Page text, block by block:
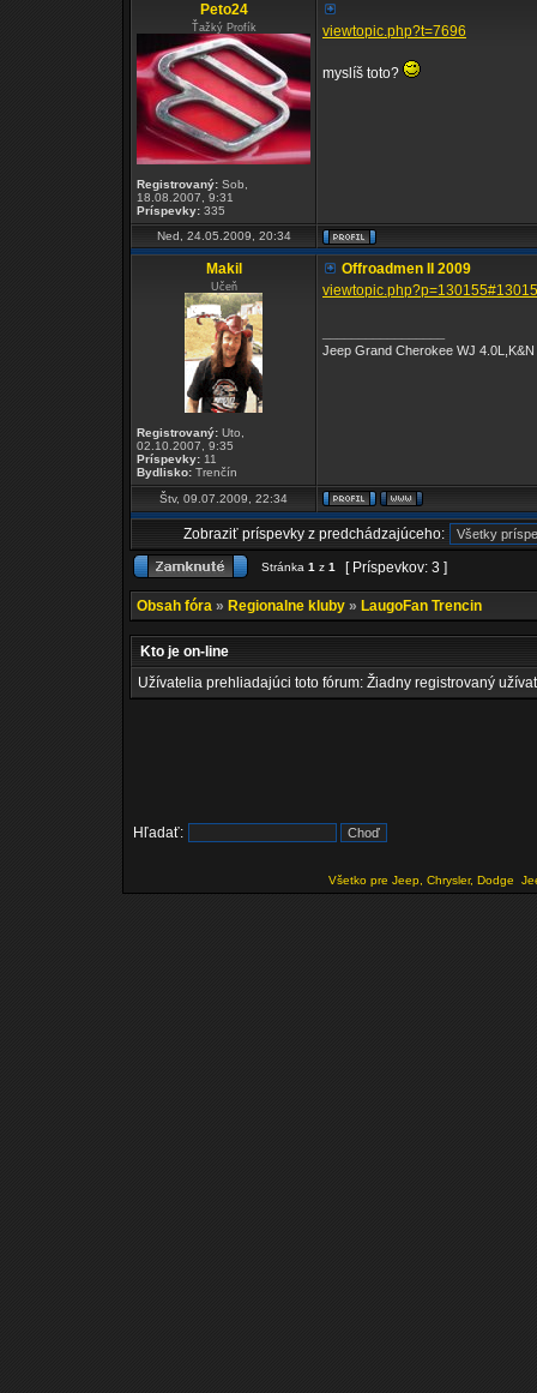
Peto24
Ťažký Profík
Registrovaný: Sob,
18.08.2007, 9:31
Príspevky: 335
viewtopic.php?t=7696
myslíš toto?
Ned, 24.05.2009, 20:34
Makil
Učeň
Registrovaný: Uto,
02.10.2007, 9:35
Príspevky: 11
Bydlisko: Trenčín
Offroadmen II 2009
Jeep Grand Cherokee WJ
Štv, 09.07.2009, 22:34
Zobraziť príspevky z predchádzajúceho:
Stránka 1 z 1 [ Príspevkov: 3 ]
Obsah fóra » Regionalne kluby » LaugoFan Trencin
Kto je on-line
Užívatelia prehliadajúci toto fórum: Žiadny registrovaný
Hľadať:
Všetko pre Jeep, Chrysler, Dodge